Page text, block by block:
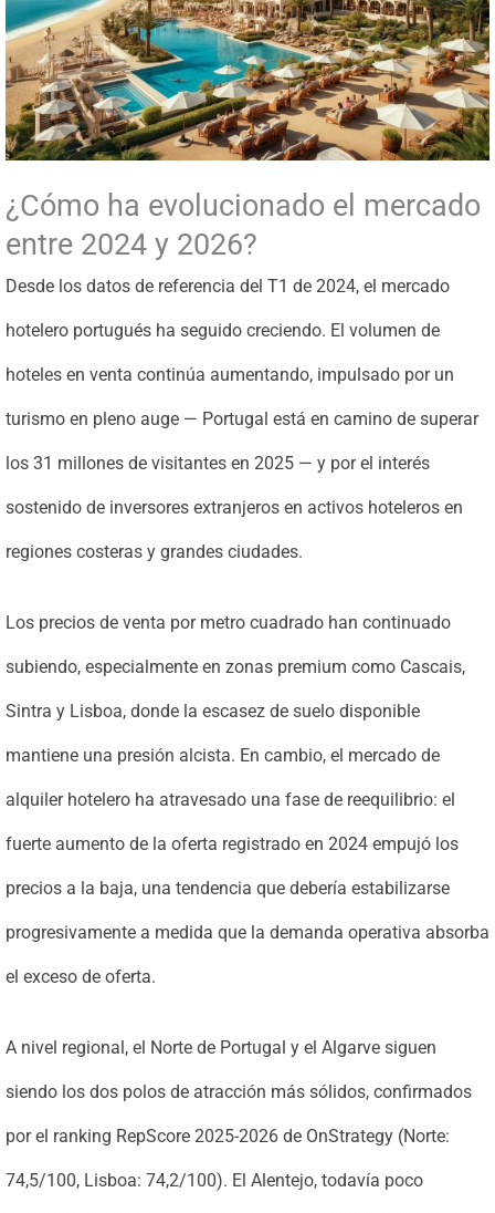
¿Cómo ha evolucionado el mercado
entre 2024 y 2026?
Desde los datos de referencia del T1 de 2024, el mercado
hotelero portugués ha seguido creciendo. El volumen de
hoteles en venta continúa aumentando, impulsado por un
turismo en pleno auge — Portugal está en camino de superar
los 31 millones de visitantes en 2025 — y por el interés
sostenido de inversores extranjeros en activos hoteleros en
regiones costeras y grandes ciudades.
Los precios de venta por metro cuadrado han continuado
subiendo, especialmente en zonas premium como Cascais,
Sintra y Lisboa, donde la escasez de suelo disponible
mantiene una presión alcista. En cambio, el mercado de
alquiler hotelero ha atravesado una fase de reequilibrio: el
fuerte aumento de la oferta registrado en 2024 empujó los
precios a la baja, una tendencia que debería estabilizarse
progresivamente a medida que la demanda operativa absorba
el exceso de oferta.
A nivel regional, el Norte de Portugal y el Algarve siguen
siendo los dos polos de atracción más sólidos, confirmados
por el ranking RepScore 2025-2026 de OnStrategy (Norte:
74,5/100, Lisboa: 74,2/100). El Alentejo, todavía poco